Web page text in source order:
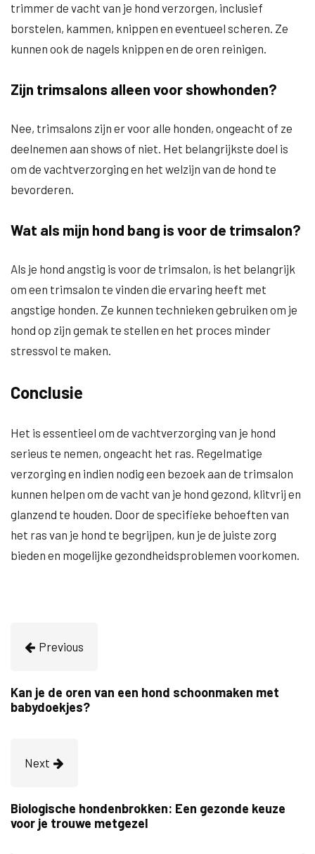
trimmer de vacht van je hond verzorgen, inclusief
borstelen, kammen, knippen en eventueel scheren. Ze
kunnen ook de nagels knippen en de oren reinigen.
Zijn trimsalons alleen voor showhonden?
Nee, trimsalons zijn er voor alle honden, ongeacht of ze
deelnemen aan shows of niet. Het belangrijkste doel is
om de vachtverzorging en het welzijn van de hond te
bevorderen.
Wat als mijn hond bang is voor de trimsalon?
Als je hond angstig is voor de trimsalon, is het belangrijk
om een trimsalon te vinden die ervaring heeft met
angstige honden. Ze kunnen technieken gebruiken om je
hond op zijn gemak te stellen en het proces minder
stressvol te maken.
Conclusie
Het is essentieel om de vachtverzorging van je hond
serieus te nemen, ongeacht het ras. Regelmatige
verzorging en indien nodig een bezoek aan de trimsalon
kunnen helpen om de vacht van je hond gezond, klitvrij en
glanzend te houden. Door de specifieke behoeften van
het ras van je hond te begrijpen, kun je de juiste zorg
bieden en mogelijke gezondheidsproblemen voorkomen.
Previous
Kan je de oren van een hond schoonmaken met
babydoekjes?
Next
Biologische hondenbrokken: Een gezonde keuze
voor je trouwe metgezel